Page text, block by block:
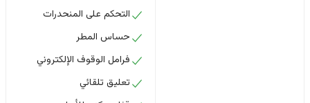
التحكم على المنحدرات
حساس المطر
فرامل الوقوف الإلكتروني
تعليق تلقائي